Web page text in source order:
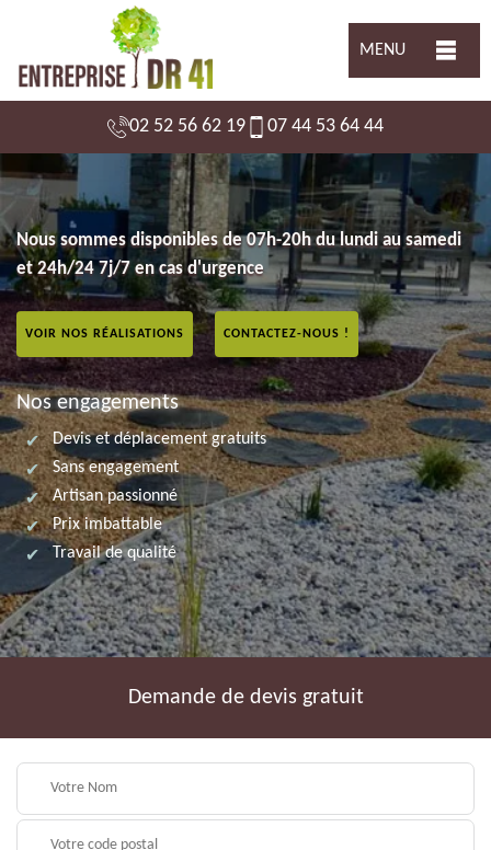
MENU
02 52 56 62 19 07 44 53 64 44
Nous sommes disponibles de 07h-20h du lundi au samedi
et 24h/24 7j/7 en cas d'urgence
VOIR NOS RÉALISATIONS CONTACTEZ-NOUS !
Nos engagements
Devis et déplacement gratuits
Sans engagement
Artisan passionné
Prix imbattable
Travail de qualité
Demande de devis gratuit